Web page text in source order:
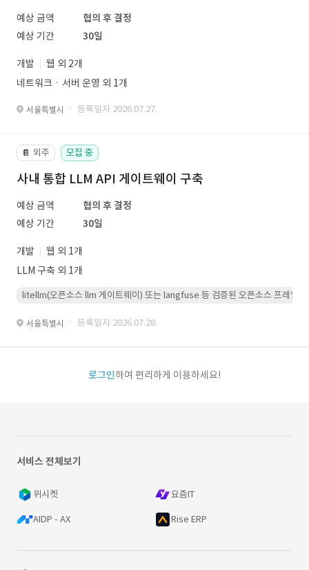
예상 금액
협의 후 결정
예상 기간
30일
개발
웹 외 2개
네트워크ㆍ서버 운영 외 1개
서울특별시 · 등록일자 2026.07.27.
📔 외주 모집 중
사내 통합 LLM API 게이트웨이 구축
예상 금액
협의 후 결정
예상 기간
30일
개발
웹 외 1개
LLM 구축 외 1개
litellm(오픈소스 llm 게이트웨이) 또는 langfuse 등 검증된 오픈소스 프레임워
서울특별시 · 등록일자 2026.07.28.
로그인하여 편리하게 이용하세요!
서비스 전체보기
위시켓 요즘IT
AIDP - AX Rise ERP